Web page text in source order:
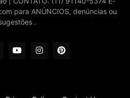
para ANÚNCIOS, denúncias ou
.